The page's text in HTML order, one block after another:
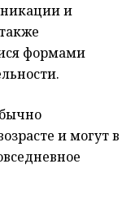
и
формами
и могут в